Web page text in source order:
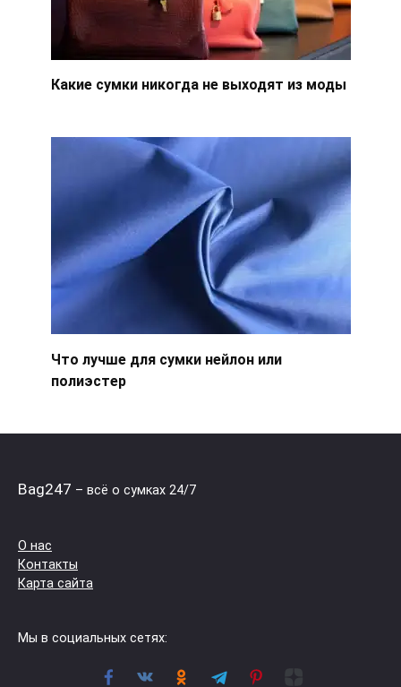
Какие сумки никогда не выходят из моды
Что лучше для сумки нейлон или
полиэстер
Bag247 – всё о сумках 24/7
О нас
Контакты
Карта сайта
Мы в социальных сетях: